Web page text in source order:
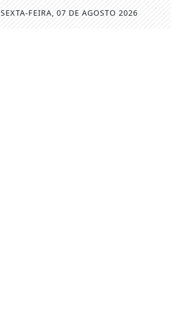
SEXTA-FEIRA, 07 DE AGOSTO 2026